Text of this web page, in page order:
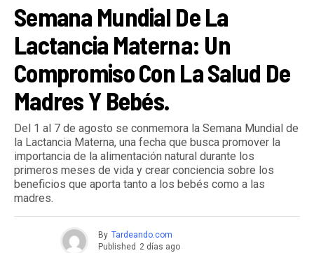
Semana Mundial De La
Lactancia Materna: Un
Compromiso Con La Salud De
Madres Y Bebés.
Del 1 al 7 de agosto se conmemora la Semana Mundial de
la Lactancia Materna, una fecha que busca promover la
importancia de la alimentación natural durante los
primeros meses de vida y crear conciencia sobre los
beneficios que aporta tanto a los bebés como a las
madres.
By Tardeando.com
Published 2 días ago